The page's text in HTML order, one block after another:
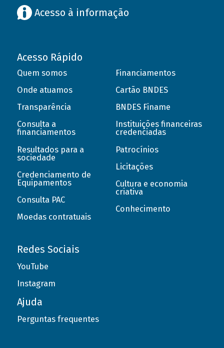
Acesso à informação
Acesso Rápido
Quem somos
Onde atuamos
Transparência
Consulta a
financiamentos
Resultados para a
sociedade
Credenciamento de
Equipamentos
Consulta PAC
Moedas contratuais
Financiamentos
Cartão BNDES
BNDES Finame
Instituições financeiras
credenciadas
Patrocínios
Licitações
Cultura e economia
criativa
Conhecimento
Redes Sociais
YouTube
Instagram
Ajuda
Perguntas frequentes